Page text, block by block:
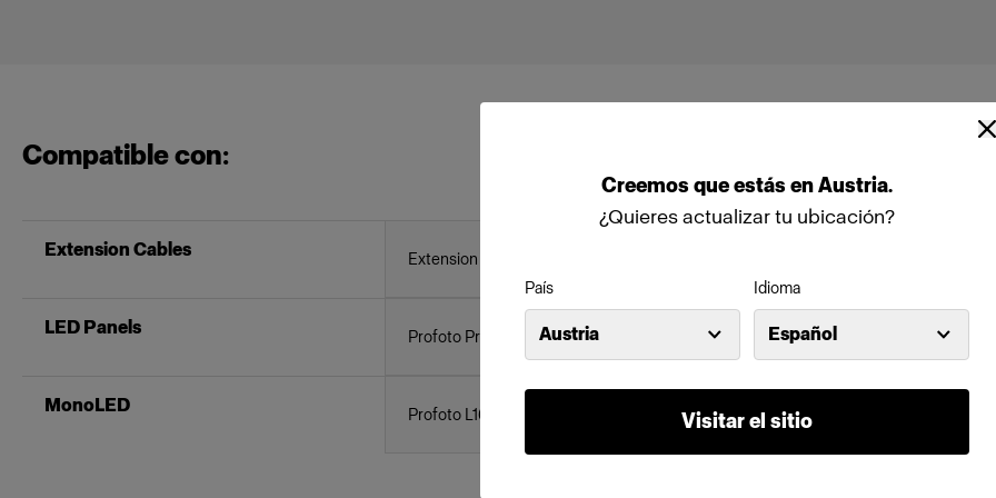
Creemos queestás enAustria.
¿Quieres actualizar tu ubicación?
País
Austria
Idioma
Español
Visitar el sitio
Compatible con:
Extension Cables Extension Cable PowerCON 10 m
LED Panels Profoto ProPanel 3x2 (2000W)
MonoLED Profoto L1600D (1600W) Profoto L600C (600W)